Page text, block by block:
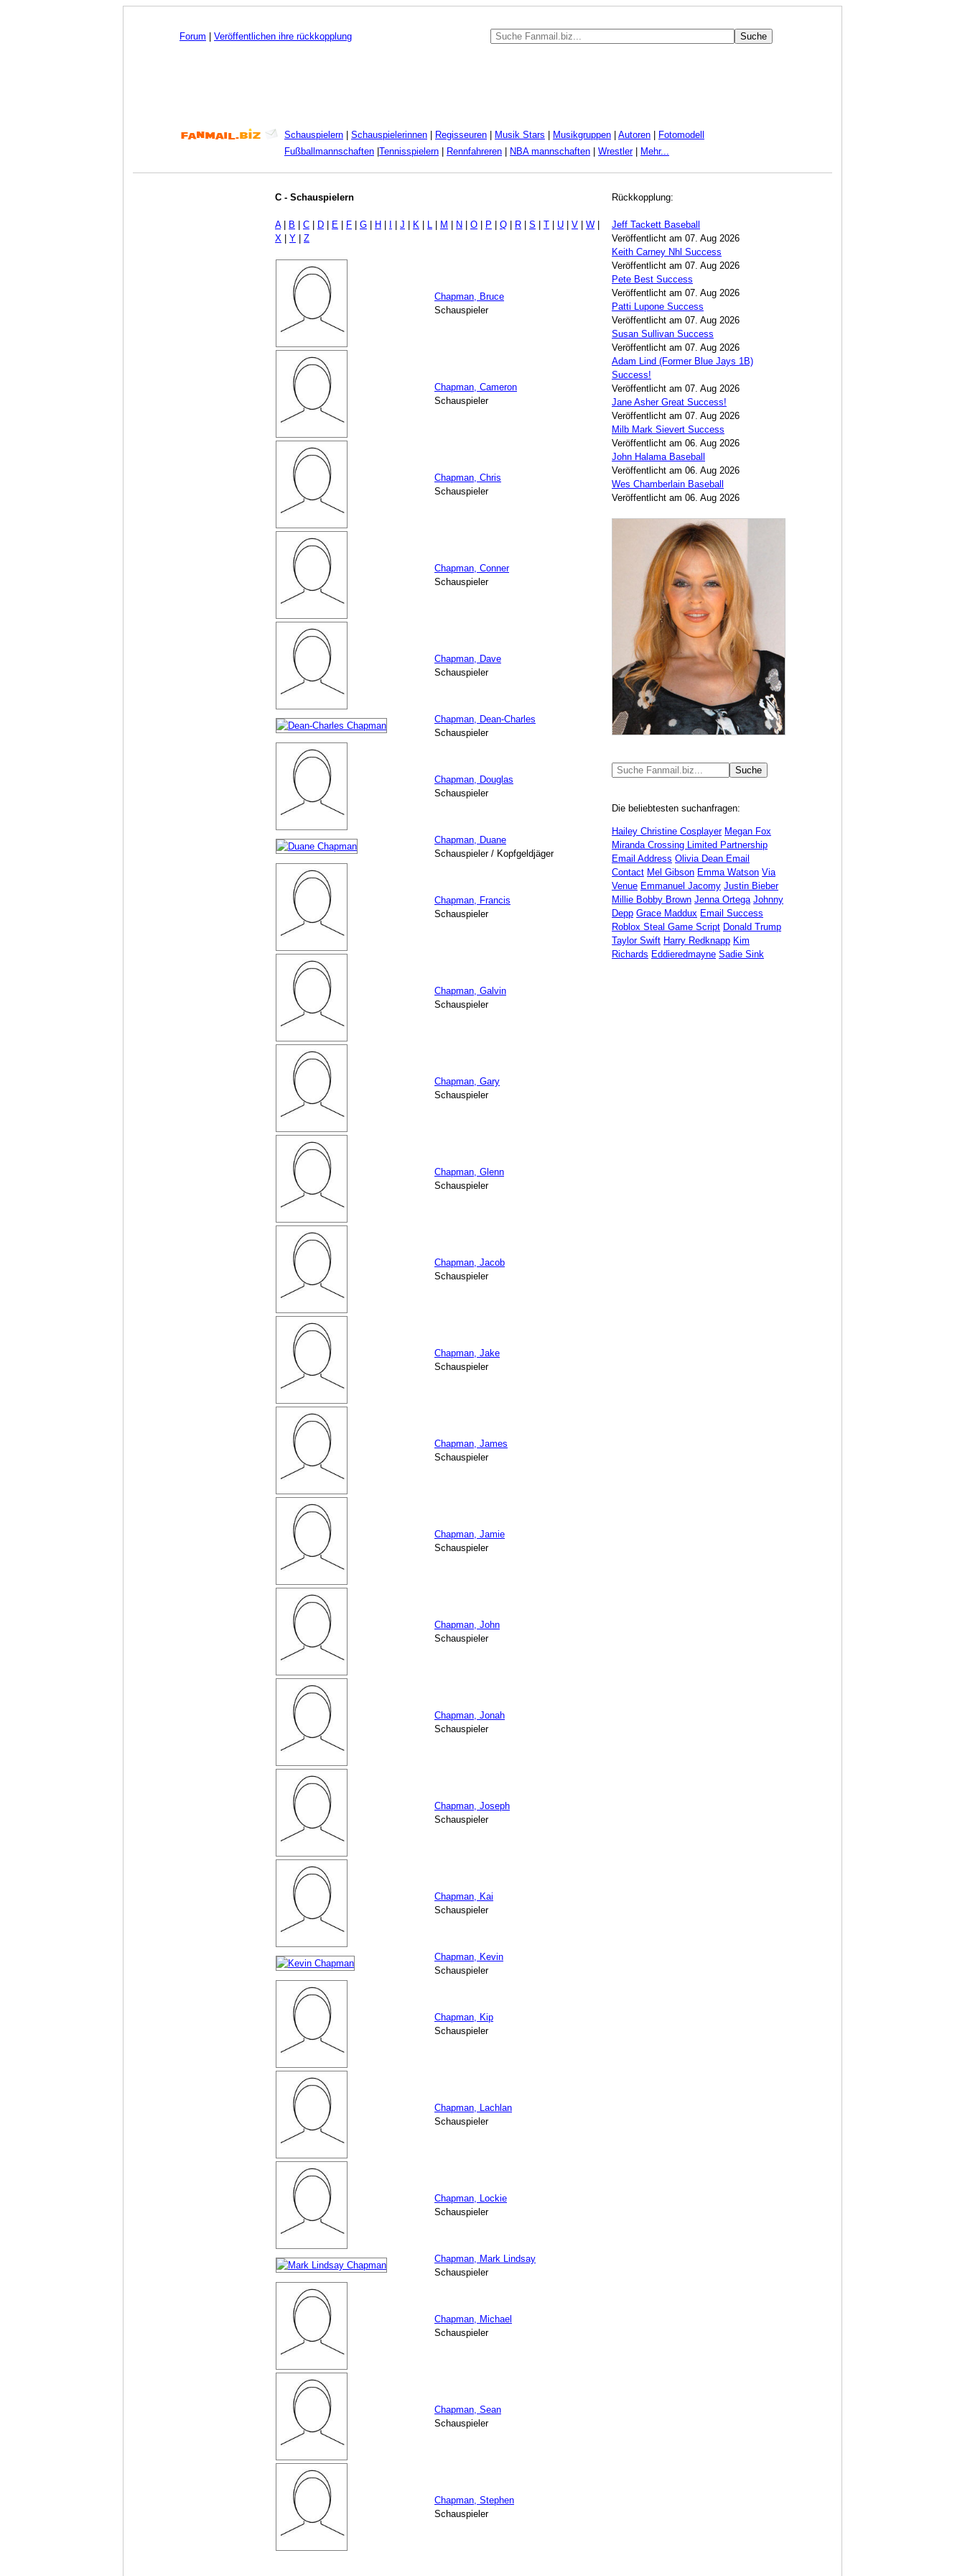
Forum Veröffentlichen ihre rückkopplung
Schauspielern Schauspielerinnen Regisseuren Musik Stars Musikgruppen Autoren
Fotomodell
Fußballmannschaften Tennisspielern Rennfahreren NBA mannschaften Wrestler| Mehr...
C - Schauspielern
A| B C D E F G H J K L M N O P Q R S T U V W
X
Y Z
Chapman, Bruce
Schauspieler
Chapman, Cameron
Schauspieler
Chapman, Chris
Schauspieler
Chapman, Conner
Schauspieler
Chapman, Dave
Schauspieler
Chapman, Dean-Charles
Schauspieler
Chapman, Douglas
Schauspieler
Chapman, Duane
Schauspieler / Kopfgeldjäger
Chapman, Francis
Schauspieler
Chapman, Galvin
Schauspieler
Chapman, Gary
Schauspieler
Chapman, Glenn
Schauspieler
Chapman, Jacob
Schauspieler
Chapman, Jake
Schauspieler
Chapman, James
Schauspieler
Chapman, Jamie
Schauspieler
Chapman, John
Schauspieler
Chapman, Jonah
Schauspieler
Chapman, Joseph
Schauspieler
Chapman, Kai
Schauspieler
Chapman, Kevin
Schauspieler
Chapman, Kip
Schauspieler
Chapman, Lachlan
Schauspieler
Chapman, Lockie
Schauspieler
Chapman, Mark Lindsay
Schauspieler
Chapman, Michael
Schauspieler
Chapman, Sean
Schauspieler
Chapman, Stephen
Schauspieler
Rückkopplung:
Jeff Tackett Baseball
Veröffentlicht am 07. Aug 2026
Keith Carney Nhl Success
Veröffentlicht am 07. Aug 2026
Pete Best Success
Veröffentlicht am 07. Aug 2026
Patti Lupone Success
Veröffentlicht am 07. Aug 2026
Susan Sullivan Success
Veröffentlicht am 07. Aug 2026
Adam Lind (Former Blue Jays 1B)
Success!
Veröffentlicht am 07. Aug 2026
Jane Asher Great Success!
Veröffentlicht am 07. Aug 2026
Milb Mark Sievert Success
Veröffentlicht am 06. Aug 2026
John Halama Baseball
Veröffentlicht am 06. Aug 2026
Wes Chamberlain Baseball
Veröffentlicht am 06. Aug 2026
Die beliebtesten suchanfragen:
Hailey Christine Cosplayer Megan Fox
Miranda Crossing Limited Partnership
Email Address Olivia Dean Email
Contact Mel Gibson Emma Watson Via
Venue Emmanuel Jacomy Justin Bieber
Millie Bobby Brown Jenna Ortega Johnny
Depp Grace Maddux Email Success
Roblox Steal Game Script Donald Trump
Taylor Swift Harry Redknapp Kim
Richards Eddieredmayne Sadie Sink